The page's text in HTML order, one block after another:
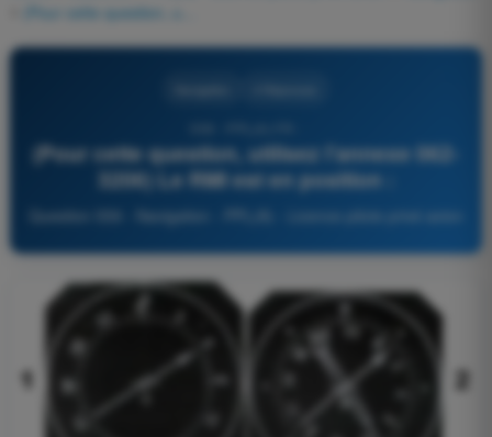
(Pour cette question, utilisez l'annexe 062-
3206) Le RMI est en position :